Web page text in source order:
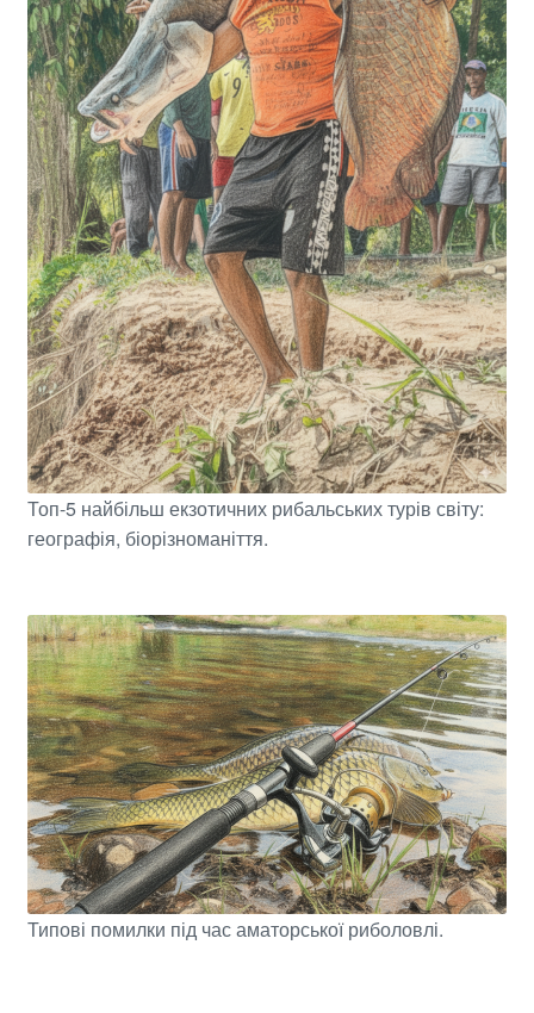
Топ-5 найбільш екзотичних рибальських турів світу:
географія, біорізноманіття.
Типові помилки під час аматорської риболовлі.